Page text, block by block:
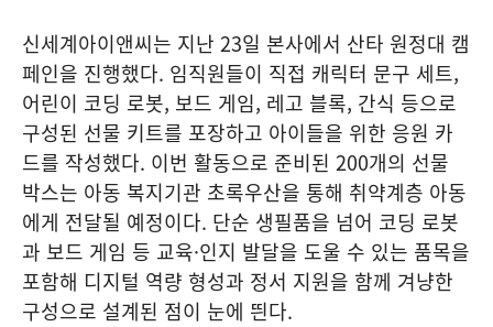
신세계아이앤씨는 지난 23일 본사에서 산타 원정대 캠
페인을 진행했다. 임직원들이 직접 캐릭터 문구 세트,
어린이 코딩 로봇, 보드 게임, 레고 블록, 간식 등으로
구성된 선물 키트를 포장하고 아이들을 위한 응원 카
드를 작성했다. 이번 활동으로 준비된 200개의 선물
박스는 아동 복지기관 초록우산을 통해 취약계층 아동
에게 전달될 예정이다. 단순 생필품을 넘어 코딩 로봇
과 보드 게임 등 교육·인지 발달을 도울 수 있는 품목을
포함해 디지털 역량 형성과 정서 지원을 함께 겨냥한
구성으로 설계된 점이 눈에 띈다.